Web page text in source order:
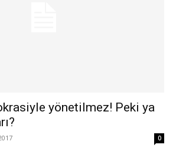
yönetilmez! Peki ya
0